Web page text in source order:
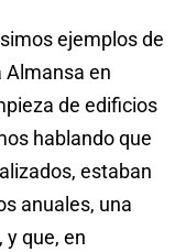
ejemplos de
Almansa en
de edificios
hablando que
estaban
anuales, una
que, en